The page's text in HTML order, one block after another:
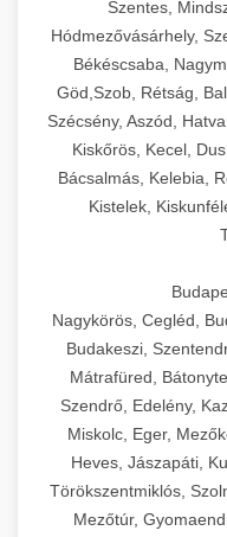
Szentes,
Hódmezővásárhely,
Békéscsaba,
Göd,Szob, Rétság,
Szécsény, Aszód,
Kiskőrös, Kecel,
Bácsalmás, Kelebia,
Kistelek,
Nagykörös, Cegléd,
Budakeszi,
Mátrafüred,
Szendrő, Edelény,
Miskolc, Eger,
Heves, Jászapáti,
Törökszentmiklós,
Mezőtúr,